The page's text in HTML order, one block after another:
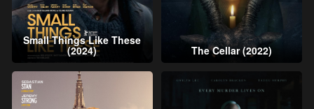
Small Things Like These
(2024) The Cellar (2022)